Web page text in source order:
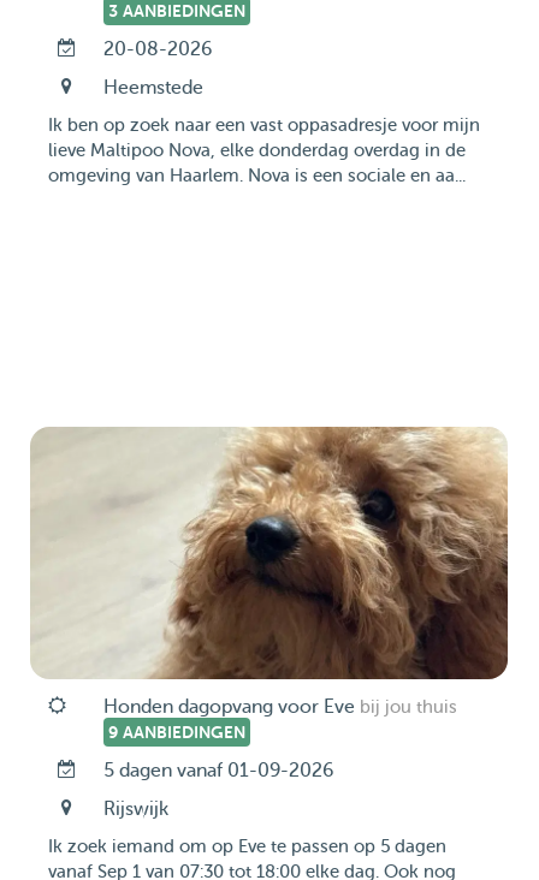
3 AANBIEDINGEN
20-08-2026
Heemstede
Ik ben op zoek naar een vast oppasadresje voor mijn
lieve Maltipoo Nova, elke donderdag overdag in de
omgeving van Haarlem. Nova is een sociale en aa...
Honden dagopvang voor Eve bij jou thuis
9 AANBIEDINGEN
5 dagen vanaf 01-09-2026
Rijswijk
Ik zoek iemand om op Eve te passen op 5 dagen
vanaf Sep 1 van 07:30 tot 18:00 elke dag. Ook nog